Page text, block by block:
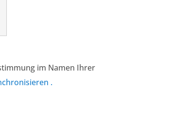
im Namen Ihrer
.